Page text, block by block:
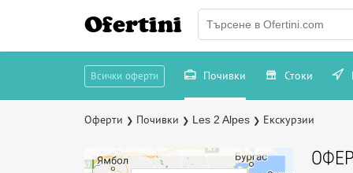
Ofertini
Всички оферти Почивки Стоки
Оферти ❯ Почивки ❯ Les 2 Alpes ❯ Екскурзии